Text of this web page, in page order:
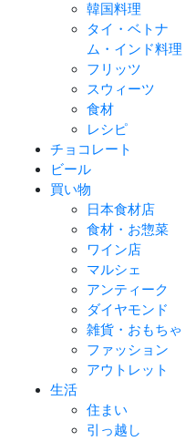
韓国料理
タイ・ベトナ
ム・インド料理
フリッツ
スウィーツ
食材
レシピ
チョコレート
ビール
買い物
日本食材店
食材・お惣菜
ワイン店
マルシェ
アンティーク
ダイヤモンド
雑貨・おもちゃ
ファッション
アウトレット
生活
住まい
引っ越し